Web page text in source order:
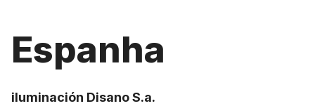
Espanha
iluminación Disano S.a.